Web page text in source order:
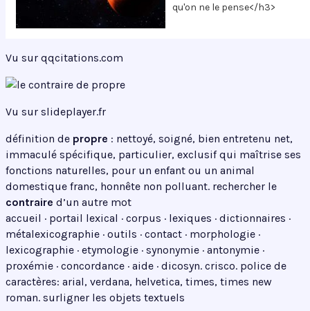
qu'on ne le pense</h3>
Vu sur qqcitations.com
Vu sur slideplayer.fr
définition de propre : nettoyé, soigné, bien entretenu net,
immaculé spécifique, particulier, exclusif qui maîtrise ses
fonctions naturelles, pour un enfant ou un animal
domestique franc, honnête non polluant. rechercher le
contraire d’un autre mot
accueil · portail lexical · corpus · lexiques · dictionnaires ·
métalexicographie · outils · contact · morphologie ·
lexicographie · etymologie · synonymie · antonymie ·
proxémie · concordance · aide · dicosyn. crisco. police de
caractères: arial, verdana, helvetica, times, times new
roman. surligner les objets textuels